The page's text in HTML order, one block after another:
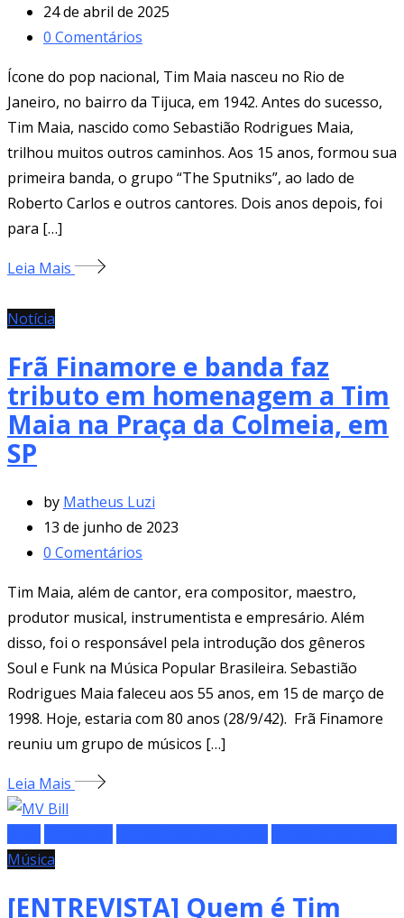
24 de abril de 2025
0 Comentários
Ícone do pop nacional, Tim Maia nasceu no Rio de
Janeiro, no bairro da Tijuca, em 1942. Antes do sucesso,
Tim Maia, nascido como Sebastião Rodrigues Maia,
trilhou muitos outros caminhos. Aos 15 anos, formou sua
primeira banda, o grupo “The Sputniks”, ao lado de
Roberto Carlos e outros cantores. Dois anos depois, foi
para […]
Leia Mais
Notícia
Frã Finamore e banda faz
tributo em homenagem a Tim
Maia na Praça da Colmeia, em
SP
by Matheus Luzi
13 de junho de 2023
0 Comentários
Tim Maia, além de cantor, era compositor, maestro,
produtor musical, instrumentista e empresário. Além
disso, foi o responsável pela introdução dos gêneros
Soul e Funk na Música Popular Brasileira. Sebastião
Rodrigues Maia faleceu aos 55 anos, em 15 de março de
1998. Hoje, estaria com 80 anos (28/9/42). Frã Finamore
reuniu um grupo de músicos […]
Leia Mais
Música
[ENTREVISTA] Quem é Tim